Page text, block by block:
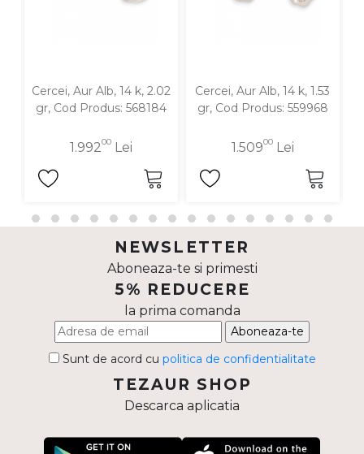
Cercei, Aur Alb, 14 k, 2.02
gr, Cod Produs: 568184
1.99200Lei
Cercei, Aur Alb, 14 k, 1.53
gr, Cod Produs: 559968
1.50900Lei
NEWSLETTER
Aboneaza-te si primesti
5% REDUCERE
la prima comanda
Aboneaza-te
Sunt de acord cu politica de confidentialitate
TEZAUR SHOP
Descarca aplicatia